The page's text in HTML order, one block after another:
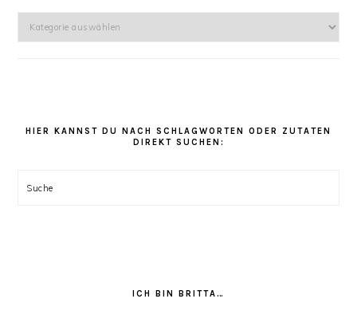
Kategorien
HIER KANNST DU NACH SCHLAGWORTEN ODER ZUTATEN
DIREKT SUCHEN:
Suche
ICH BIN BRITTA…